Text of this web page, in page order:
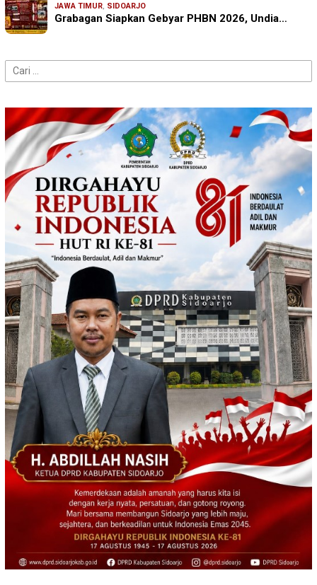
JAWA TIMUR, SIDOARJO
Grabagan Siapkan Gebyar PHBN 2026, Undia…
Cari
untuk: